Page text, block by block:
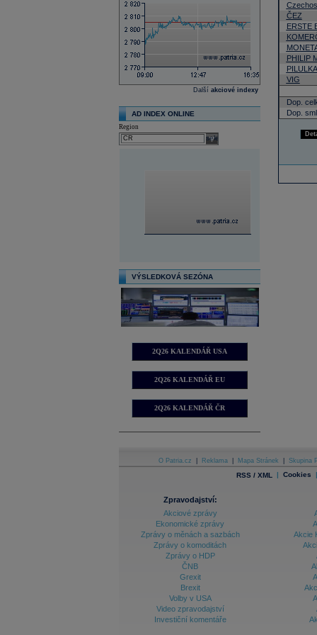
Další akciové indexy
AD INDEX ONLINE
Region
select
VÝSLEDKOVÁ SEZÓNA
2Q26 KALENDÁŘ USA
2Q26 KALENDÁŘ EU
2Q26 KALENDÁŘ ČR
ČEZ
ERSTE
PHILIP
VIG
Dop.
Dop.
O Patria.cz Reklama Mapa Stránek Skupina
RSS / XML | Cookies |
Zpravodajství:
Akciové zprávy
Ekonomické zprávy
Zprávy o měnách a sazbách
Zprávy o komoditách
Zprávy o HDP
ČNB
Grexit
Brexit
Volby v USA
Video zpravodajství
Investiční komentáře
Akcie